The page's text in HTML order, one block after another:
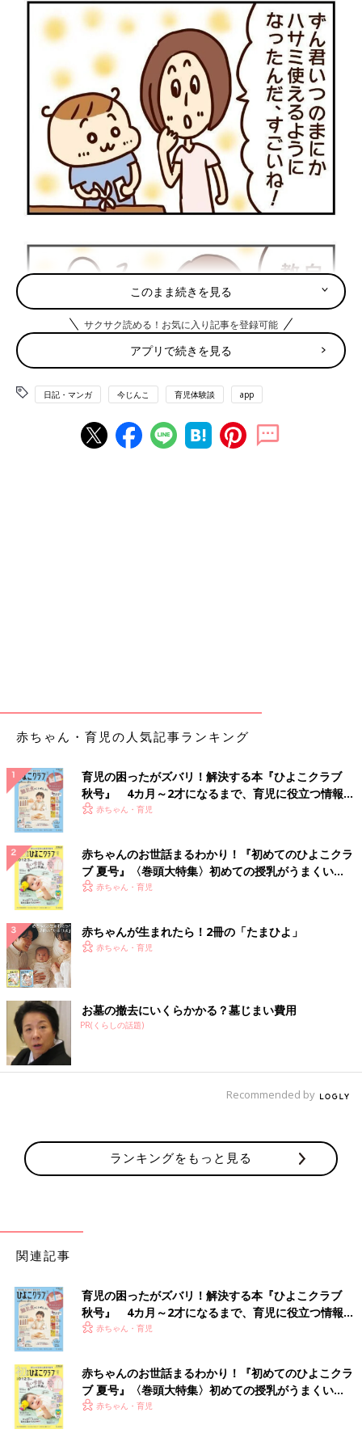
このまま続きを見る
サクサク読める！お気に入り記事を登録可能
アプリで続きを見る
日記・マンガ 今じんこ 育児体験談 app
赤ちゃん・育児の人気記事ランキング
育児の困ったがズバリ！解決する本『ひよこクラブ
秋号』 4カ月～2才になるまで、育児に役立つ情報が
いっぱい！
赤ちゃん・育児
赤ちゃんのお世話まるわかり！『初めてのひよこクラ
ブ 夏号』〈巻頭大特集〉初めての授乳がうまくい
く！ おっぱい・ミルクの基本と夏のトラブル 解決テ
赤ちゃん・育児
赤ちゃんが生まれたら！2冊の「たまひよ」
赤ちゃん・育児
お墓の撤去にいくらかかる？墓じまい費用
PR(くらしの話題)
Recommended by
ランキングをもっと見る
関連記事
育児の困ったがズバリ！解決する本『ひよこクラブ
秋号』 4カ月～2才になるまで、育児に役立つ情報が
いっぱい！
赤ちゃん・育児
赤ちゃんのお世話まるわかり！『初めてのひよこクラ
ブ 夏号』〈巻頭大特集〉初めての授乳がうまくい
く！ おっぱい・ミルクの基本と夏のトラブル 解決テ
赤ちゃん・育児